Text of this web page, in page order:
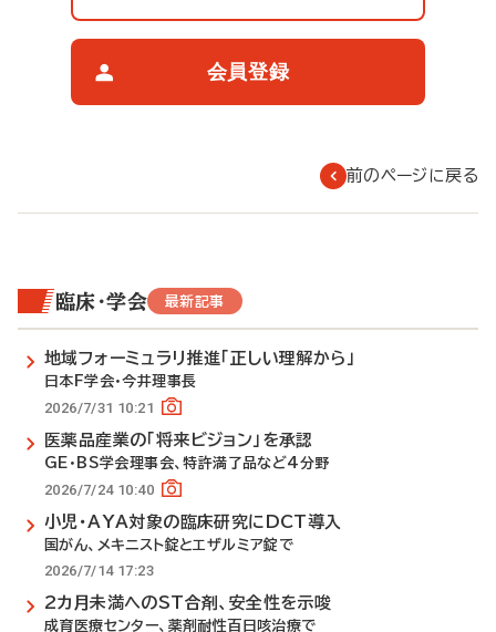
会員登録
前のページに戻る
臨床・学会 最新記事
地域フォーミュラリ推進「正しい理解から」
日本F学会・今井理事長
2026/7/31 10:21
医薬品産業の「将来ビジョン」を承認
GE・BS学会理事会、特許満了品など4分野
2026/7/24 10:40
小児・AYA対象の臨床研究にDCT導入
国がん、メキニスト錠とエザルミア錠で
2026/7/14 17:23
2カ月未満へのST合剤、安全性を示唆
成育医療センター、薬剤耐性百日咳治療で